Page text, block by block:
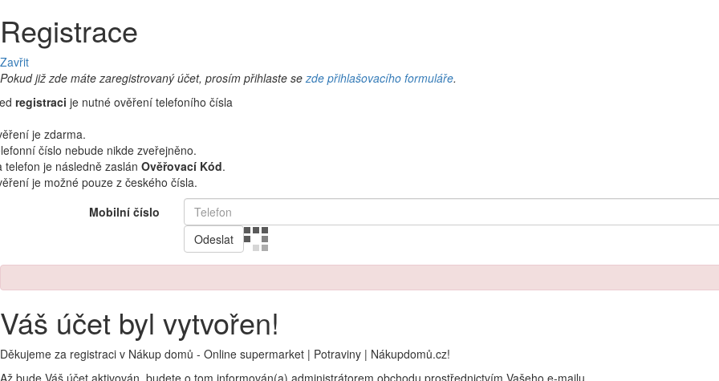
Registrace
Zavřit
Pokud již zde máte zaregistrovaný účet, prosím přihlaste sezde přihlašovacího formuláře.
registraci je nutné ověření telefoního čísla
je zdarma.
číslo nebude nikde zveřejněno.
telefon je následně zaslán Ověřovací Kód.
je možné pouze z českého čísla.
Mobilní číslo
Odeslat
Váš účet byl vytvořen!
Děkujeme za registraci v Nákup domů - Online supermarket | Potraviny | Nákupdomů.cz!